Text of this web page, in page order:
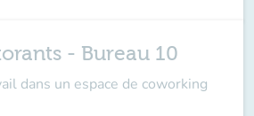
- Bureau 10
dans un espace de coworking